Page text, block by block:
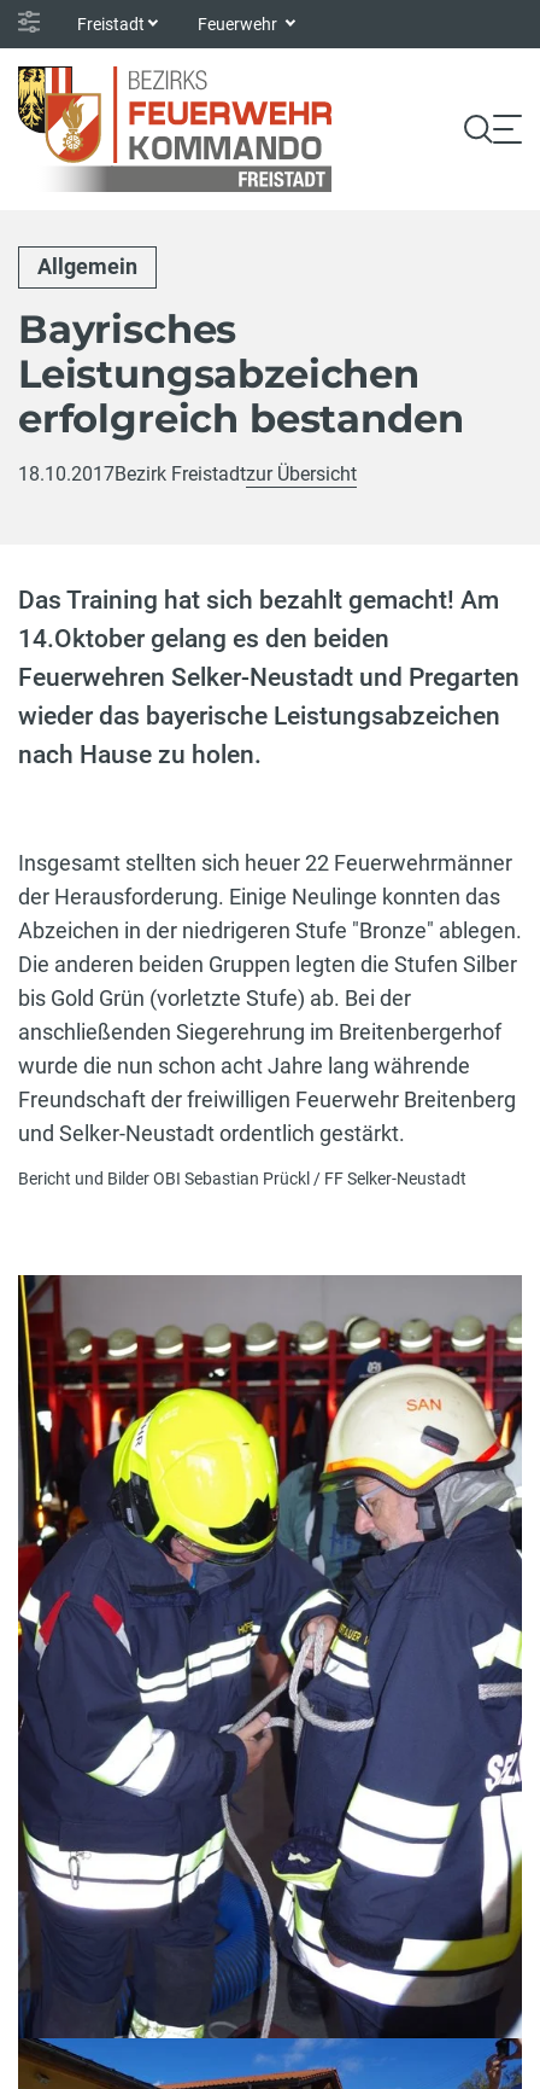
Freistadt Feuerwehr
Allgemein
Bayrisches
Leistungsabzeichen
erfolgreich bestanden
18.10.2017Bezirk Freistadtzur Übersicht
Das Training hat sich bezahlt gemacht! Am
14.Oktober gelang es den beiden
Feuerwehren Selker-Neustadt und Pregarten
wieder das bayerische Leistungsabzeichen
nach Hause zu holen.
Insgesamt stellten sich heuer 22 Feuerwehrmänner
der Herausforderung. Einige Neulinge konnten das
Abzeichen in der niedrigeren Stufe "Bronze" ablegen.
Die anderen beiden Gruppen legten die Stufen Silber
bis Gold Grün (vorletzte Stufe) ab. Bei der
anschließenden Siegerehrung im Breitenbergerhof
wurde die nun schon acht Jahre lang währende
Freundschaft der freiwilligen Feuerwehr Breitenberg
und Selker-Neustadt ordentlich gestärkt.
Bericht und Bilder OBI Sebastian Prückl / FF Selker-Neustadt